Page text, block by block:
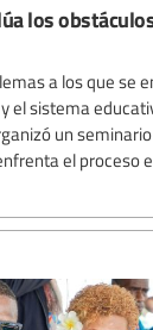
los
a los que se
el sistema
un
el proceso